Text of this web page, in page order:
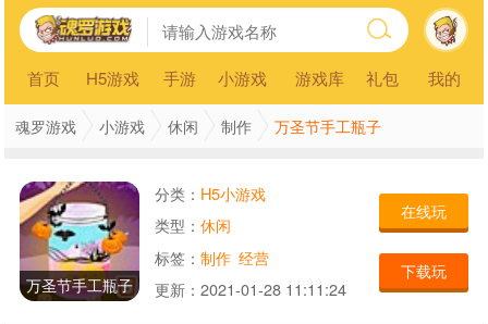
首页 H5游戏 手游 小游戏 游戏库 礼包 我的
魂罗游戏 小游戏 休闲 制作 万圣节手工瓶子
万圣节手工瓶子
分类： H5小游戏
类型： 休闲
标签： 制作 经营
更新： 2021-01-28 11:11:24
在线玩
下载玩